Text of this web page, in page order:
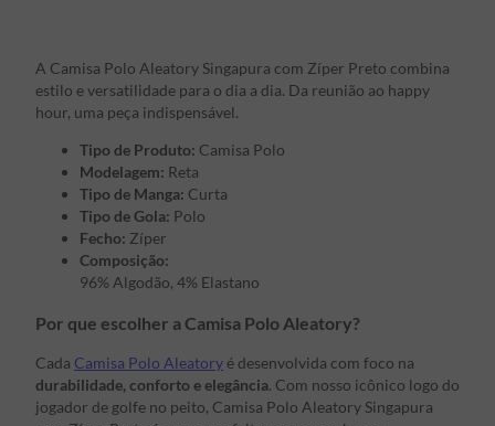
A Camisa Polo Aleatory Singapura com Zíper Preto combina
estilo e versatilidade para o dia a dia. Da reunião ao happy
hour, uma peça indispensável.
Tipo de Produto: Camisa Polo
Modelagem: Reta
Tipo de Manga: Curta
Tipo de Gola: Polo
Fecho: Zíper
Composição:
96% Algodão, 4% Elastano
Por que escolher a Camisa Polo Aleatory?
Cada Camisa Polo Aleatory é desenvolvida com foco na
durabilidade, conforto e elegância. Com nosso icônico logo do
jogador de golfe no peito, Camisa Polo Aleatory Singapura